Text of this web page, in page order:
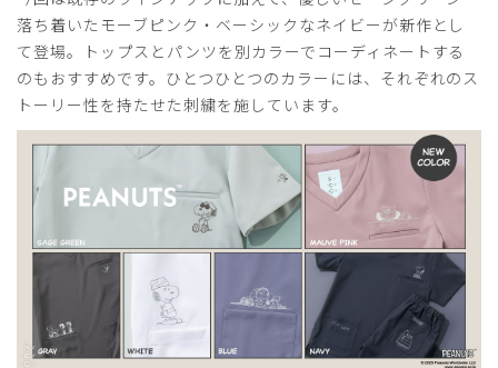
落ち着いたモーブピンク・ベーシックなネイビーが新作とし
て登場。トップスとパンツを別カラーでコーディネートする
のもおすすめです。ひとつひとつのカラーには、それぞれのス
トーリー性を持たせた刺繍を施しています。